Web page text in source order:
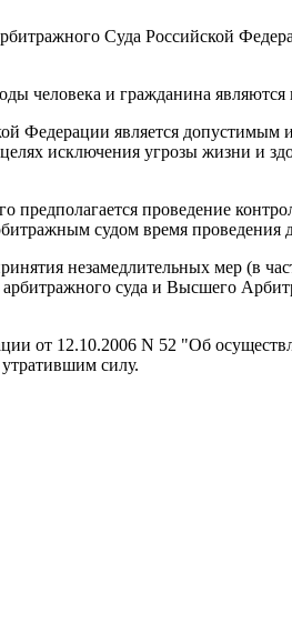
Суда Российской
человека и гражданина
Федерации является
исключения угрозы жизни и
предполагается проведение
судом время проведения
незамедлительных мер (в
арбитражного суда и Высшего
от 12.10.2006 N 52 "Об
силу.